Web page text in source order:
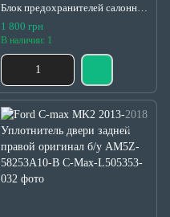
Блок предохранителей салонный
оригинал б/у 4M5T14A0730H
1 800 грн
В наличии: 1